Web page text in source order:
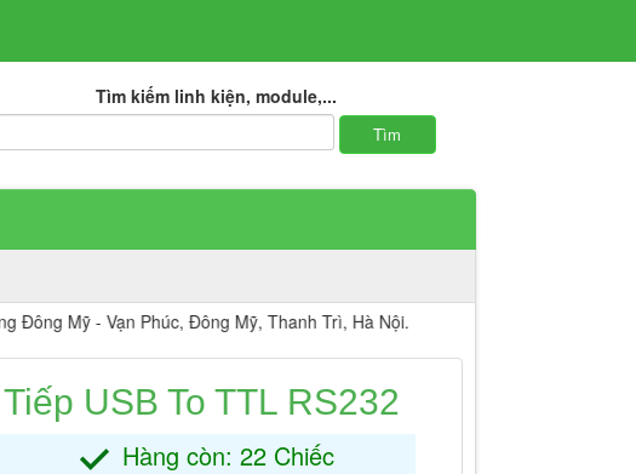
Tìm kiếm linh kiện, module,...
Mỹ - Vạn Phúc, Đông Mỹ, Thanh Trì, Hà Nội.
USB To TTL RS232
Hàng còn: 22 Chiếc